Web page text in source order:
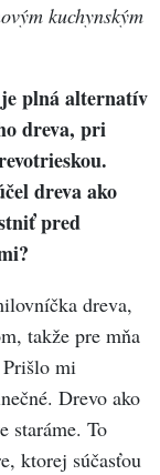
kuchynským
je plná alternatív
dreva, pri
dreva ako
pred
dreva,
takže pre mňa
mi
Drevo ako
staráme. To
ktorej súčasťou